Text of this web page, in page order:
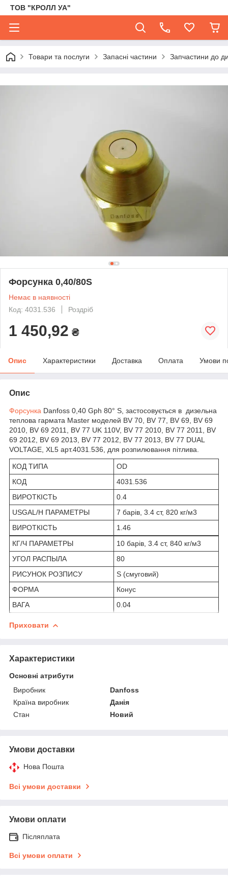
ТОВ "КРОЛЛ УА"
Товари та послуги Запасні частини Запчастини до
Форсунка 0,40/80S
Немає в наявності
Код: 4031.536
Роздріб
1 450,92 ₴
Опис Характеристики Доставка Оплата Умови
Опис
Форсунка Danfoss 0,40 Gph 80° S, застосовується в дизельна
теплова гармата Master моделей BV 70, BV 77, BV 69, BV 69
2010, BV 69 2011, BV 77 UK 110V, BV 77 2010, BV 77 2011, BV
69 2012, BV 69 2013, BV 77 2012, BV 77 2013, BV 77 DUAL
VOLTAGE, XL5 арт.4031.536, для розпилювання пітлива.
КОД ТИПА
OD
КОД
4031.536
ВИРОТКІСТЬ
0.4
USGAL/H ПАРАМЕТРЫ
7 барів, 3.4 ст, 820 кг/м3
ВИРОТКІСТЬ
1.46
КГ/Ч ПАРАМЕТРЫ
10 барів, 3.4 ст, 840 кг/м3
УГОЛ РАСПЫЛА
80
РИСУНОК РОЗПИСУ
S (смуговий)
ФОРМА
Конус
ВАГА
0.04
Приховати
Характеристики
Основні атрибути
Виробник
Danfoss
Країна виробник
Данія
Стан
Новий
Умови доставки
Нова Пошта
Всі умови доставки
Умови оплати
Післяплата
Всі умови оплати